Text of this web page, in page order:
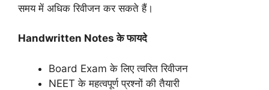
समय में अधिक रिवीजन कर सकते हैं।
Handwritten Notes के फायदे
Board Exam के लिए त्वरित रिवीजन
NEET के महत्वपूर्ण प्रश्नों की तैयारी